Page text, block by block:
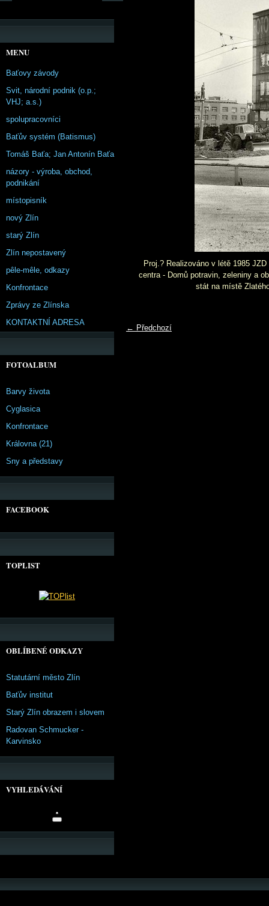
Proj.? Realizováno v létě 1985
centra - Domů potravin, zeleniny a
stát na místě
← Předchozí
MENU
Baťovy závody
Svit, národní podnik (o.p.;
VHJ; a.s.)
spolupracovníci
Baťův systém (Batismus)
Tomáš Baťa; Jan Antonín Baťa
názory - výroba, obchod,
podnikání
místopisník
nový Zlín
starý Zlín
Zlín nepostavený
pêle-mêle, odkazy
Konfrontace
Zprávy ze Zlínska
KONTAKTNÍ ADRESA
FOTOALBUM
Barvy života
Cyglasica
Konfrontace
Královna (21)
Sny a představy
FACEBOOK
TOPLIST
OBLÍBENÉ ODKAZY
Statutární město Zlín
Baťův institut
Starý Zlín obrazem i slovem
Radovan Schmucker -
Karvinsko
VYHLEDÁVÁNÍ